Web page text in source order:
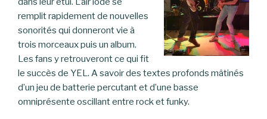
remplit rapidement de nouvelles
sonorités qui donneront vie à
trois morceaux puis un album.
Les fans y retrouveront ce qui fit
le succès de YEL. A savoir des textes profonds mâtinés
d’un jeu de batterie percutant et d’une basse
omniprésente oscillant entre rock et funky.